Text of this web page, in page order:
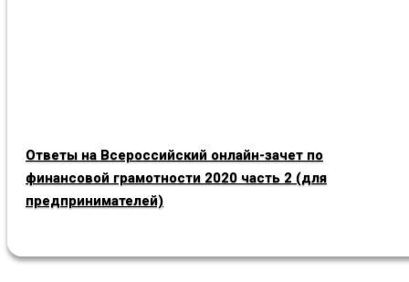
Ответы на Всероссийский онлайн-зачет по
финансовой грамотности 2020 часть 2 (для
предпринимателей)